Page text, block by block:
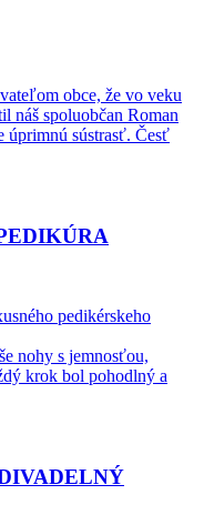
obce, že vo veku
náš spoluobčan Roman
úprimnú sústrasť. Česť
pedikérskeho
nohy s jemnosťou,
krok bol pohodlný a